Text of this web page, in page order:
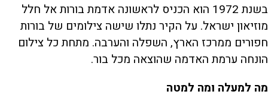
בשנת 1972 הוא הכניס לראשונה אדמת בורות אל חלל
מוזיאון ישראל. על הקיר נתלו שישה צילומים של בורות
חפורים ממרכז הארץ, השפלה והערבה. מתחת כל צילום
הונחה ערמת האדמה שהוצאה מכל בור.
מה למעלה ומה למטה